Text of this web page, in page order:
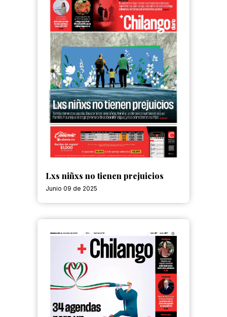
Lxs niñxs no tienen prejuicios
Junio 09 de 2025